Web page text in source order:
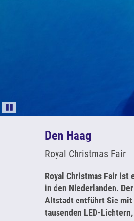
Den Haag
Royal Christmas Fair
Royal Christmas Fair ist
in den Niederlanden.
Altstadt entführt Sie mit
tausenden LED-